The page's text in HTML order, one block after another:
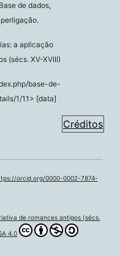
de dados,
a aplicação
(sécs. XV-XVIII)
base-de-
1/11> [data]
Créditos
orcid.org/0000-0002-7874-
de romances antigos (sécs.
4.0